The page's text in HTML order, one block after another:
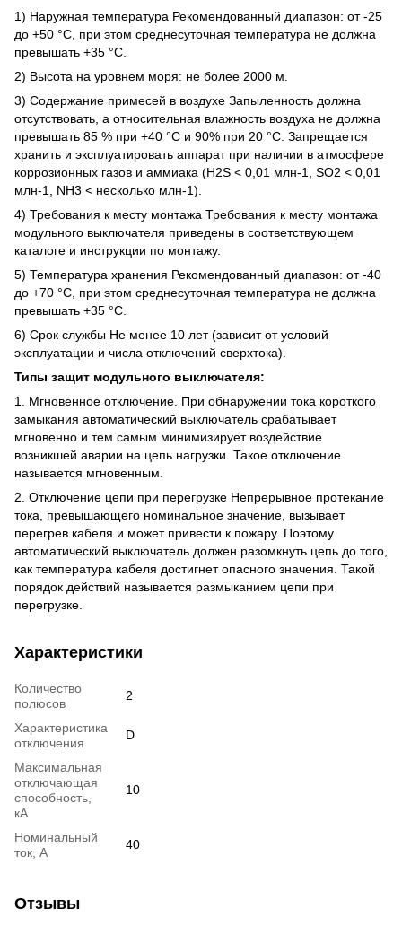
1) Наружная температура Рекомендованный диапазон: от -25
до +50 °C, при этом среднесуточная температура не должна
превышать +35 °C.
2) Высота на уровнем моря: не более 2000 м.
3) Содержание примесей в воздухе Запыленность должна
отсутствовать, а относительная влажность воздуха не должна
превышать 85 % при +40 °C и 90% при 20 °C. Запрещается
хранить и эксплуатировать аппарат при наличии в атмосфере
коррозионных газов и аммиака (H2S < 0,01 млн-1, SO2 < 0,01
млн-1, NH3 < несколько млн-1).
4) Требования к месту монтажа Требования к месту монтажа
модульного выключателя приведены в соответствующем
каталоге и инструкции по монтажу.
5) Температура хранения Рекомендованный диапазон: от -40
до +70 °C, при этом среднесуточная температура не должна
превышать +35 °C.
6) Срок службы Не менее 10 лет (зависит от условий
эксплуатации и числа отключений сверхтока).
Типы защит модульного выключателя:
1. Мгновенное отключение. При обнаружении тока короткого
замыкания автоматический выключатель срабатывает
мгновенно и тем самым минимизирует воздействие
возникшей аварии на цепь нагрузки. Такое отключение
называется мгновенным.
2. Отключение цепи при перегрузке Непрерывное протекание
тока, превышающего номинальное значение, вызывает
перегрев кабеля и может привести к пожару. Поэтому
автоматический выключатель должен разомкнуть цепь до того,
как температура кабеля достигнет опасного значения. Такой
порядок действий называется размыканием цепи при
перегрузке.
Характеристики
Количество
полюсов
2
Характеристика
отключения
D
Максимальная
отключающая
способность,
кА
10
Номинальный
ток, А
40
Отзывы